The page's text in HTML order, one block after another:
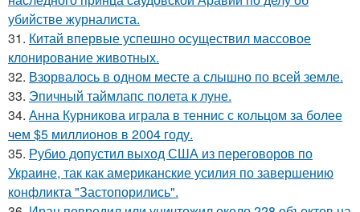
убийстве журналиста.
31. Китай впервые успешно осуществил массовое
клонирование животных.
32. Взорвалось в одном месте а слышно по всей земле.
33. Эпичный таймлапс полета к луне.
34. Анна Курникова играла в теннис с кольцом за более
чем $5 миллионов в 2004 году.
35. Рубио допустил выход США из переговоров по
Украине, так как американские усилия по завершению
конфликта "Застопорились".